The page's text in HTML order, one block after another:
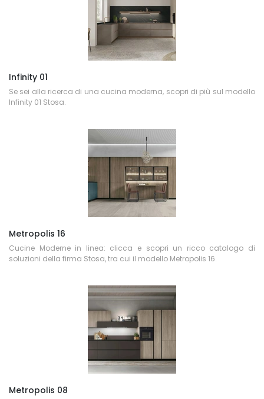
Infinity 01
Se sei alla ricerca di una cucina moderna, scopri di più sul modello
Infinity 01 Stosa.
Metropolis 16
Cucine Moderne in linea: clicca e scopri un ricco catalogo di
soluzioni della firma Stosa, tra cui il modello Metropolis 16.
Metropolis 08